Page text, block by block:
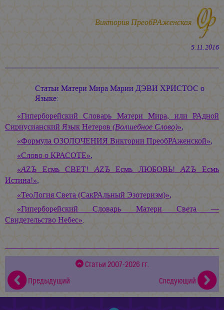
Виктория ПреобРАженская
5.11.2016
Статьи Матери МираМарии ДЭВИ ХРИСТОС о
Языке:
«Гиперборейский Словарь Матери Мира, или РАдной
Сириусианский Язык Нетеров (Волшебное Слово)»,
«Формула ОЗОЛОЧЕНИЯ Виктории ПреобРАженской»,
«Слово о КРАСОТЕ»,
«АZЪ Есмь СВЕТ!АZЪЕсмь ЛЮБОВЬ!АZЪ Есмь
Истина!»,
«ТеоЛогия Света (СакРАльный Эзотеризм)»,
«Гиперборейский Словарь Матери Света —
Свидетельство Небес».
Статьи 2007-2026 гг.
Предыдущий
Следующий